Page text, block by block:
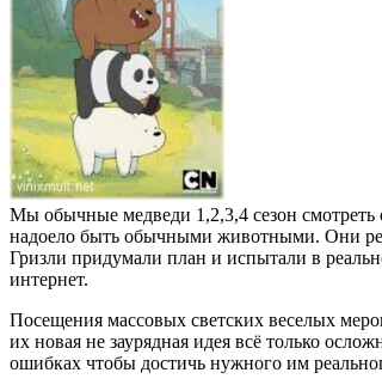
Мы обычные медведи 1,2,3,4 сезон
надоело быть обычными животными. Они
Гризли придумали план и испытали в
интернет.
Посещения массовых светских веселых
их новая не заурядная идея всё только
ошибках чтобы достичь нужного им